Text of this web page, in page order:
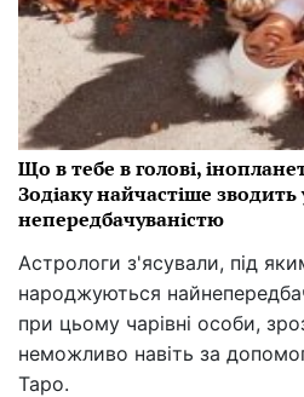
Що в тебе в голові,
Зодіаку найчастіше зводить
непередбачуваністю
Астрологи з'ясували, під
народжуються
при цьому чарівні особи,
неможливо навіть за
Таро.